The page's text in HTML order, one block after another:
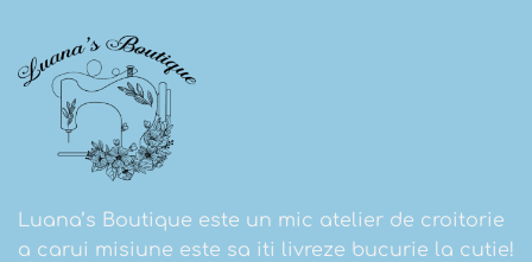
Luana’s Boutique este un mic atelier de croitorie
a carui misiune este sa iti livreze bucurie la cutie!